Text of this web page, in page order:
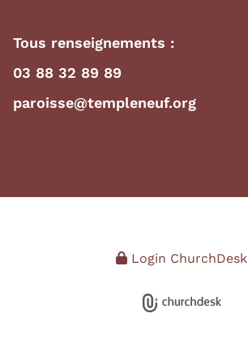
Tous renseignements :
03 88 32 89 89
paroisse@templeneuf.org
Login ChurchDesk